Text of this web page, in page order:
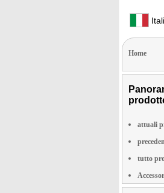
Home
attuali
tutto